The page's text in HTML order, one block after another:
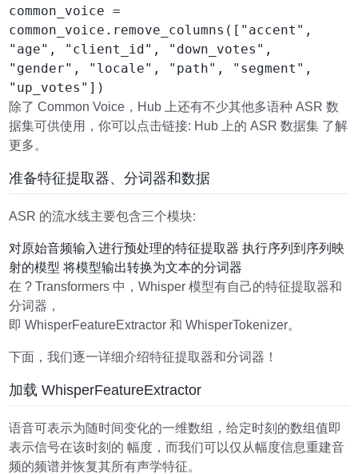
common_voice =
common_voice.remove_columns(["accent",
"age", "client_id", "down_votes",
"gender", "locale", "path", "segment",
"up_votes"])
除了 Common Voice，Hub 上还有不少其他多语种 ASR 数
据集可供使用，你可以点击链接: Hub 上的 ASR 数据集 了解
更多。
准备特征提取器、分词器和数据
ASR 的流水线主要包含三个模块:
对原始音频输入进行预处理的特征提取器 执行序列到序列映
射的模型 将模型输出转换为文本的分词器
在 ? Transformers 中，Whisper 模型有自己的特征提取器和
分词器，
即 WhisperFeatureExtractor 和 WhisperTokenizer。
下面，我们逐一详细介绍特征提取器和分词器！
加载 WhisperFeatureExtractor
语音可表示为随时间变化的一维数组，给定时刻的数组值即
表示信号在该时刻的 幅度，而我们可以仅从幅度信息重建音
频的频谱并恢复其所有声学特征。